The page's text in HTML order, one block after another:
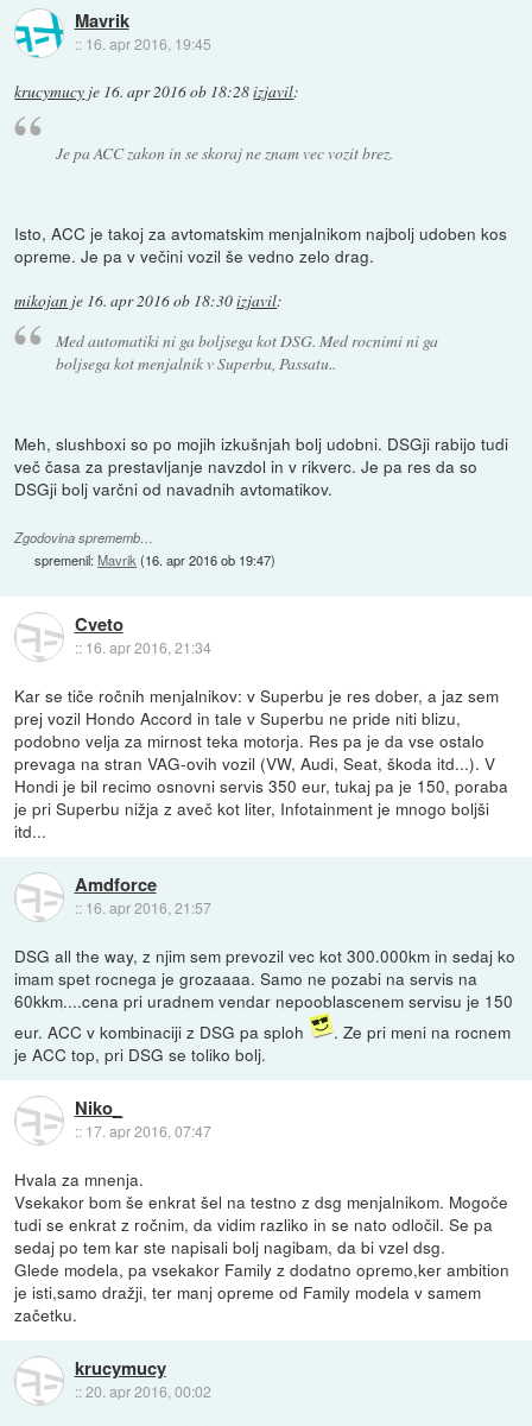
Mavrik
:: 16. apr 2016, 19:45
krucymucy je 16. apr 2016 ob 18:28izjavil:
Je pa ACC zakon in se skoraj ne znam vec vozit brez.
Isto, ACC je takoj za avtomatskim menjalnikom najbolj udoben kos
opreme. Je pa v večini vozil še vedno zelo drag.
mikojan je 16. apr 2016 ob 18:30izjavil:
Med automatiki ni ga boljsega kot DSG. Med rocnimi ni ga
boljsega kot menjalnik v Superbu, Passatu..
Meh, slushboxi so po mojih izkušnjah bolj udobni. DSGji rabijo tudi
več časa za prestavljanje navzdol in v rikverc. Je pa res da so
DSGji bolj varčni od navadnih avtomatikov.
Zgodovina sprememb…
spremenil:Mavrik (16. apr 2016 ob 19:47)
Cveto
:: 16. apr 2016, 21:34
Kar se tiče ročnih menjalnikov: v Superbu je res dober, a jaz sem
prej vozil Hondo Accord in tale v Superbu ne pride niti blizu,
podobno velja za mirnost teka motorja. Res pa je da vse ostalo
prevaga na stran VAG-ovih vozil (VW, Audi, Seat, škoda itd...). V
Hondi je bil recimo osnovni servis 350 eur, tukaj pa je 150, poraba
je pri Superbu nižja z aveč kot liter, Infotainment je mnogo boljši
itd...
Amdforce
:: 16. apr 2016, 21:57
DSG all the way, z njim sem prevozil vec kot 300.000km in sedaj ko
imam spet rocnega je grozaaaa. Samo ne pozabi na servis na
60kkm....cena pri uradnem vendar nepooblascenem servisu je 150
eur. ACC v kombinaciji z DSG pa sploh
. Ze pri meni na rocnem
je ACC top, pri DSG se toliko bolj.
Niko_
:: 17. apr 2016, 07:47
Hvala za mnenja.
Vsekakor bom še enkrat šel na testno z dsg menjalnikom. Mogoče
tudi se enkrat z ročnim, da vidim razliko in se nato odločil. Se pa
sedaj po tem kar ste napisali bolj nagibam, da bi vzel dsg.
Glede modela, pa vsekakor Family z dodatno opremo,ker ambition
je isti,samo dražji, ter manj opreme od Family modela v samem
začetku.
krucymucy
::20. apr 2016, 00:02